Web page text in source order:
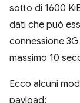
sotto di 1600
dati che può
connessione
massimo 10
Ecco alcuni